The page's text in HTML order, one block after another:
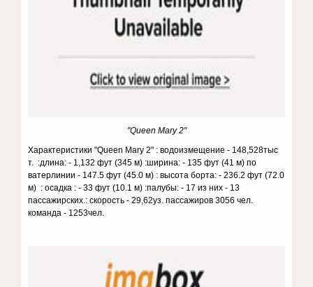
"Queen Mary 2"
Характеристики "Queen Mary 2" : водоизмещение - 148,528тыс
т. :длина: - 1,132 фут (345 м) :ширина: - 135 фут (41 м) по
ватерлинии - 147.5 фут (45.0 м) : высота борта: - 236.2 фут (72.0
м) : осадка : - 33 фут (10.1 м) :палубы: - 17 из них - 13
пассажирских.: скорость - 29,62уз. пассажиров 3056 чел.
команда - 1253чел.